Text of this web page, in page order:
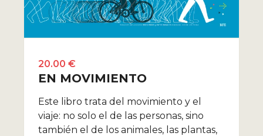
20.00 €
EN MOVIMIENTO
Este libro trata del movimiento y el
viaje: no solo el de las personas, sino
también el de los animales, las plantas,